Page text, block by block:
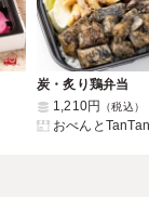
炭・炙り鶏弁当
1,210円
（税込）
おべんとTanTan